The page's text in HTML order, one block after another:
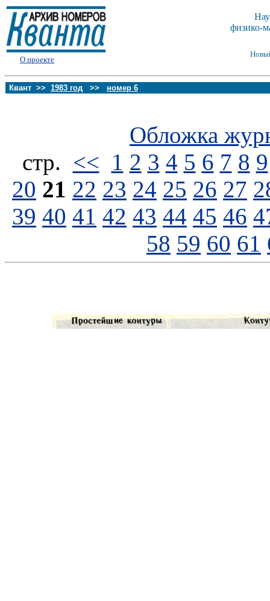
О проекте
физико-
Квант >> 1983 год >> номер 6
Обложка
стp. << 1 2 3 4 5 6 7 8 9
20 21 22 23 24 25 26 27
39 40 41 42 43 44 45 46
58 59 60 61